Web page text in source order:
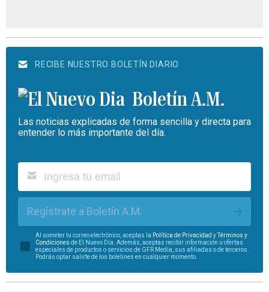
RECIBE NUESTRO BOLETÍN DIARIO
Boletín A.M.
Las noticias explicadas de forma sencilla y directa para
entender lo más importante del día.
Regístrate a Boletín A.M.
Al someter tu correo electrónico, aceptas la Política de Privacidad yTérminos y
Condiciones de El Nuevo Día. Además, aceptas recibir información u ofertas
especiales de productos o servicios de GFR Media, sus afiliadas o de terceros.
Podrás optar salirte de los boletines en cualquier momento.